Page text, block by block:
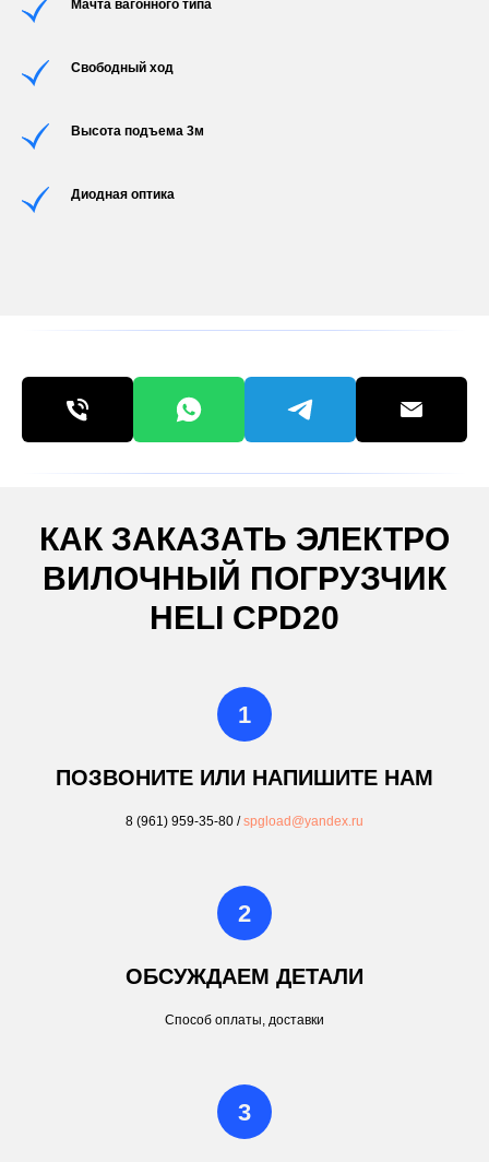
Мачта вагонного типа
Свободный ход
Высота подъема 3м
Диодная оптика
КАК ЗАКАЗАТЬ ЭЛЕКТРО
ВИЛОЧНЫЙ ПОГРУЗЧИК
HELI CPD20
ПОЗВОНИТЕ ИЛИ НАПИШИТЕ НАМ
8 (961) 959-35-80 /spgload@yandex.ru
ОБСУЖДАЕМ ДЕТАЛИ
Способ оплаты, доставки